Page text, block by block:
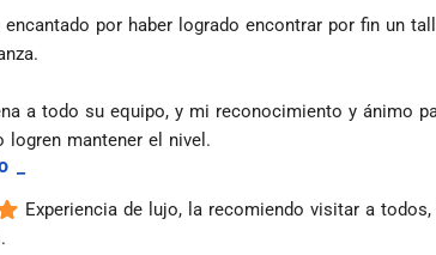
encantado por haber logrado encontrar por fin un
a todo su equipo, y mi reconocimiento y ánimo
logren mantener el nivel.
_
Experiencia de lujo, la recomiendo visitar a